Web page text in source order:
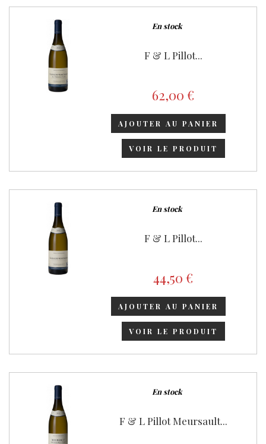
En stock
F & L Pillot...
62,00 €
AJOUTER AU PANIER
VOIR LE PRODUIT
En stock
F & L Pillot...
44,50 €
AJOUTER AU PANIER
VOIR LE PRODUIT
En stock
F & L Pillot Meursault...